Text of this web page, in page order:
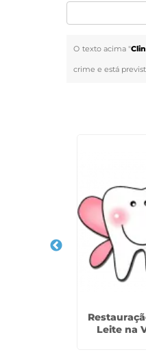
O texto acima "
crime e está
Leite na